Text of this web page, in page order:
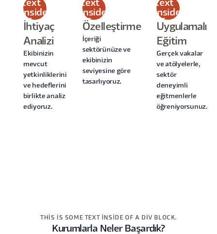
text
inside
of a
div
block.
İhtiyaç
Analizi
Ekibinizin
mevcut
yetkinliklerini
ve hedeflerini
birlikte analiz
ediyoruz.
text
inside
of a
div
block.
Özelleştirme
İçeriği
sektörünüze ve
ekibinizin
seviyesine göre
tasarlıyoruz.
text
inside
of a
div
block.
Uygulamalı
Eğitim
Gerçek vakalar
ve atölyelerle,
sektör
deneyimli
eğitmenlerle
öğreniyorsunuz.
THIS IS SOME TEXT INSIDE OF A DIV BLOCK.
Kurumlarla Neler Başardık?